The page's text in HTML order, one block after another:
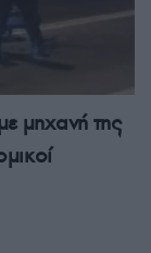
μηχανή της